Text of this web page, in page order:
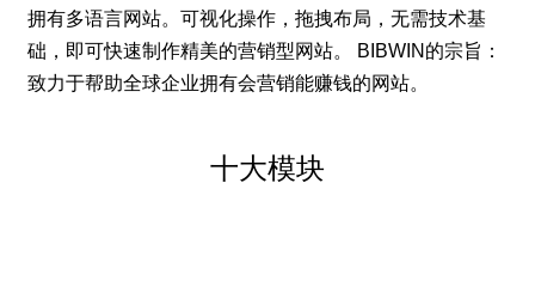
拥有多语言网站。可视化操作，拖拽布局，无需技术基
础，即可快速制作精美的营销型网站。 BIBWIN的宗旨：
致力于帮助全球企业拥有会营销能赚钱的网站。
十大模块